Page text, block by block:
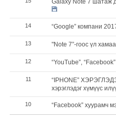
Galaxy Note 7 шатаж
14 “Google” компани
13 "Note 7”-гоос үл
12 “YouTube”,
11
“IPHONE”
хэрэглэдэг хүмүүс
10 “Facebook” хуурамч